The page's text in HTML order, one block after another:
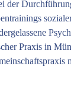
der
Praxis in